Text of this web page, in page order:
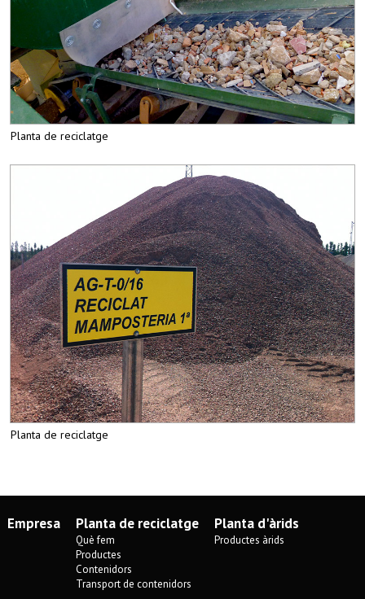
Planta de reciclatge
Planta de reciclatge
Empresa Planta de reciclatge
Què fem
Productes
Contenidors
Transport de contenidors
Planta d'àrids
Productes àrids